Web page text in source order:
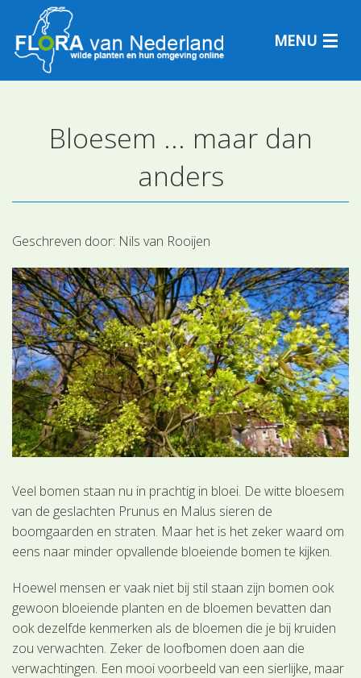
MENU
Plantensoorten
Determineren
Bloesem ... maar dan
anders
Geschreven door: Nils van Rooijen
Veel bomen staan nu in prachtig in bloei. De witte bloesem
van de geslachten Prunus en Malus sieren de
boomgaarden en straten. Maar het is het zeker waard om
eens naar minder opvallende bloeiende bomen te kijken.
Hoewel mensen er vaak niet bij stil staan zijn bomen ook
gewoon bloeiende planten en de bloemen bevatten dan
ook dezelfde kenmerken als de bloemen die je bij kruiden
zou verwachten. Zeker de loofbomen doen aan die
verwachtingen. Een mooi voorbeeld van een sierlijke, maar